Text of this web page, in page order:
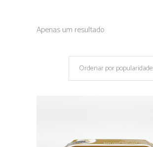
Apenas um resultado
Ordenar por popularidade